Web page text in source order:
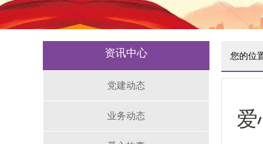
资讯中心
党建动态
业务动态
您的位